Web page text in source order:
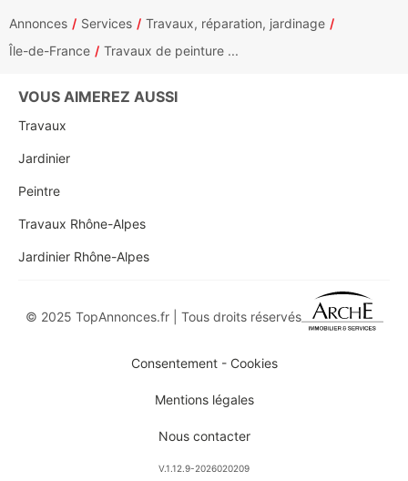
Annonces Services
Travaux, réparation, jardinage
Île-de-France
Travaux de peinture ...
VOUS AIMEREZ AUSSI
Travaux
Jardinier
Peintre
Travaux Rhône-Alpes
Jardinier Rhône-Alpes
© 2025 TopAnnonces.fr | Tous droits réservés
Consentement - Cookies
Mentions légales
Nous contacter
V.1.12.9-2026020209